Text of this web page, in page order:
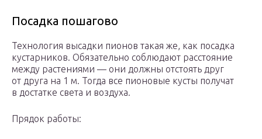
Посадка пошагово
Технология высадки пионов такая же, как посадка
кустарников. Обязательно соблюдают расстояние
между растениями — они должны отстоять друг
от друга на 1 м. Тогда все пионовые кусты получат
в достатке света и воздуха.
Прядок работы: